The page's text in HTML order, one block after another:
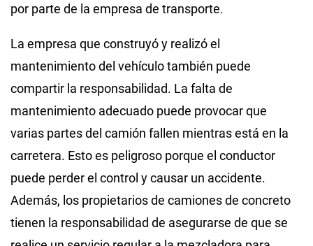
por parte de la empresa de transporte.
La empresa que construyó y realizó el
mantenimiento del vehículo también puede
compartir la responsabilidad. La falta de
mantenimiento adecuado puede provocar que
varias partes del camión fallen mientras está en la
carretera. Esto es peligroso porque el conductor
puede perder el control y causar un accidente.
Además, los propietarios de camiones de concreto
tienen la responsabilidad de asegurarse de que se